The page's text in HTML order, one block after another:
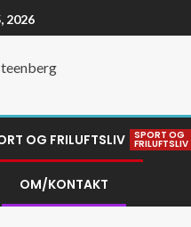
2026
OG FRILUFTSLIV SPORT OG
FRILUFTSLIV
OM/KONTAKT